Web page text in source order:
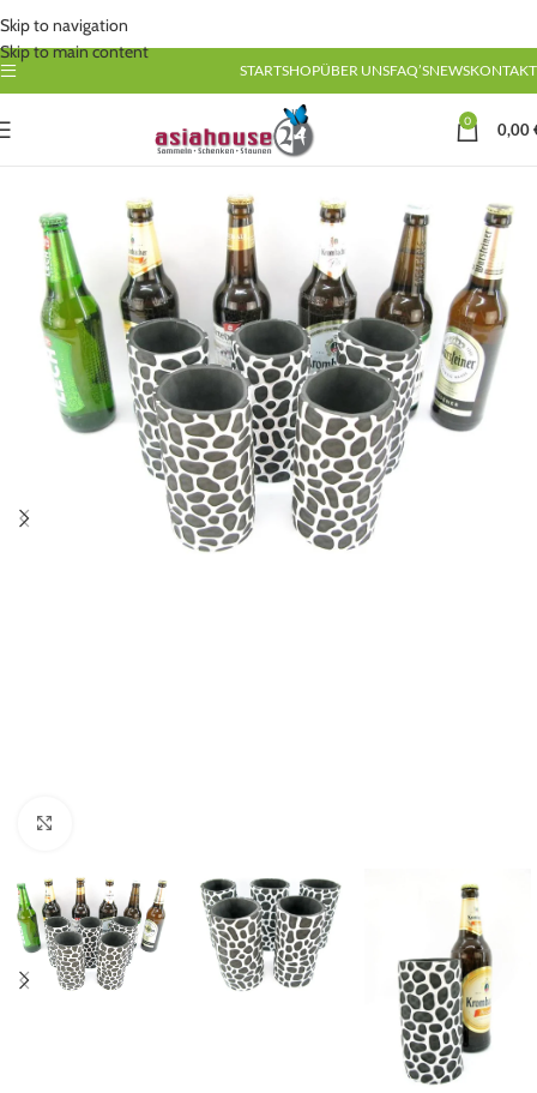
Skip to navigation
Skip to main content
STARTSHOPÜBER UNSFAQ’SNEWSKONTAKT
0 0,00